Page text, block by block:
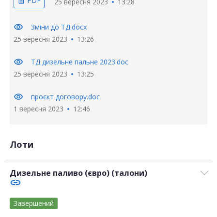
visibility
Зміни до ТД.docx
25 вересня 2023
13:26
visibility
ТД дизельне пальне 2023.doc
25 вересня 2023
13:25
visibility
проєкт договору.doc
1 вересня 2023
12:46
Лоти
Дизельне паливо (євро) (талони)
link
Завершений